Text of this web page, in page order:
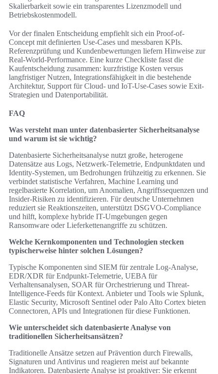
Skalierbarkeit sowie ein transparentes Lizenzmodell und
Betriebskostenmodell.
Vor der finalen Entscheidung empfiehlt sich ein Proof-of-
Concept mit definierten Use-Cases und messbaren KPIs.
Referenzprüfung und Kundenbewertungen liefern Hinweise zur
Real-World-Performance. Eine kurze Checkliste fasst die
Kaufentscheidung zusammen: kurzfristige Kosten versus
langfristiger Nutzen, Integrationsfähigkeit in die bestehende
Architektur, Support für Cloud- und IoT-Use-Cases sowie Exit-
Strategien und Datenportabilität.
FAQ
Was versteht man unter datenbasierter Sicherheitsanalyse
und warum ist sie wichtig?
Datenbasierte Sicherheitsanalyse nutzt große, heterogene
Datensätze aus Logs, Netzwerk-Telemetrie, Endpunktdaten und
Identity-Systemen, um Bedrohungen frühzeitig zu erkennen. Sie
verbindet statistische Verfahren, Machine Learning und
regelbasierte Korrelation, um Anomalien, Angriffssequenzen und
Insider-Risiken zu identifizieren. Für deutsche Unternehmen
reduziert sie Reaktionszeiten, unterstützt DSGVO-Compliance
und hilft, komplexe hybride IT-Umgebungen gegen
Ransomware oder Lieferkettenangriffe zu schützen.
Welche Kernkomponenten und Technologien stecken
typischerweise hinter solchen Lösungen?
Typische Komponenten sind SIEM für zentrale Log-Analyse,
EDR/XDR für Endpunkt-Telemetrie, UEBA für
Verhaltensanalysen, SOAR für Orchestrierung und Threat-
Intelligence-Feeds für Kontext. Anbieter und Tools wie Splunk,
Elastic Security, Microsoft Sentinel oder Palo Alto Cortex bieten
Connectoren, APIs und Integrationen für diese Funktionen.
Wie unterscheidet sich datenbasierte Analyse von
traditionellen Sicherheitsansätzen?
Traditionelle Ansätze setzen auf Prävention durch Firewalls,
Signaturen und Antivirus und reagieren meist auf bekannte
Indikatoren. Datenbasierte Analyse ist proaktiver: Sie erkennt